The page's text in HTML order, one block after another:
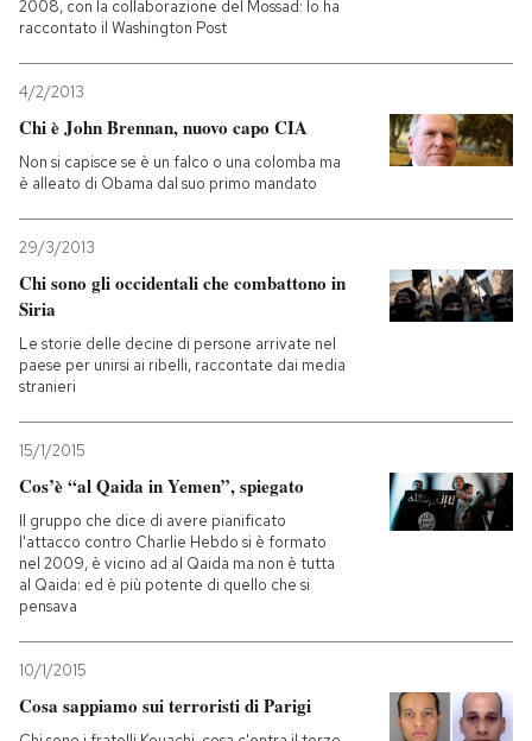
2008, con la collaborazione del Mossad: lo ha
raccontato il Washington Post
4/2/2013
Chi è John Brennan, nuovo capo CIA
Non si capisce se è un falco o una colomba ma
è alleato di Obama dal suo primo mandato
29/3/2013
Chi sono gli occidentali che combattono in
Siria
Le storie delle decine di persone arrivate nel
paese per unirsi ai ribelli, raccontate dai media
stranieri
15/1/2015
Cos’è “al Qaida in Yemen”, spiegato
Il gruppo che dice di avere pianificato
l'attacco contro Charlie Hebdo si è formato
nel 2009, è vicino ad al Qaida ma non è tutta
al Qaida: ed è più potente di quello che si
pensava
10/1/2015
Cosa sappiamo sui terroristi di Parigi